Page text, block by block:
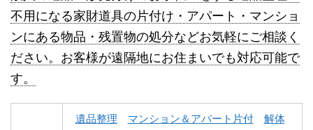
名寄市不用品回収 士別市不用品回収
不用になる家財道具の片付け・アパート・マンショ
ンにある物品・残置物の処分などお気軽にご相談く
ださい。お客様が遠隔地にお住まいでも対応可能で
す。
遺品整理 マンション＆アパート片付
解体